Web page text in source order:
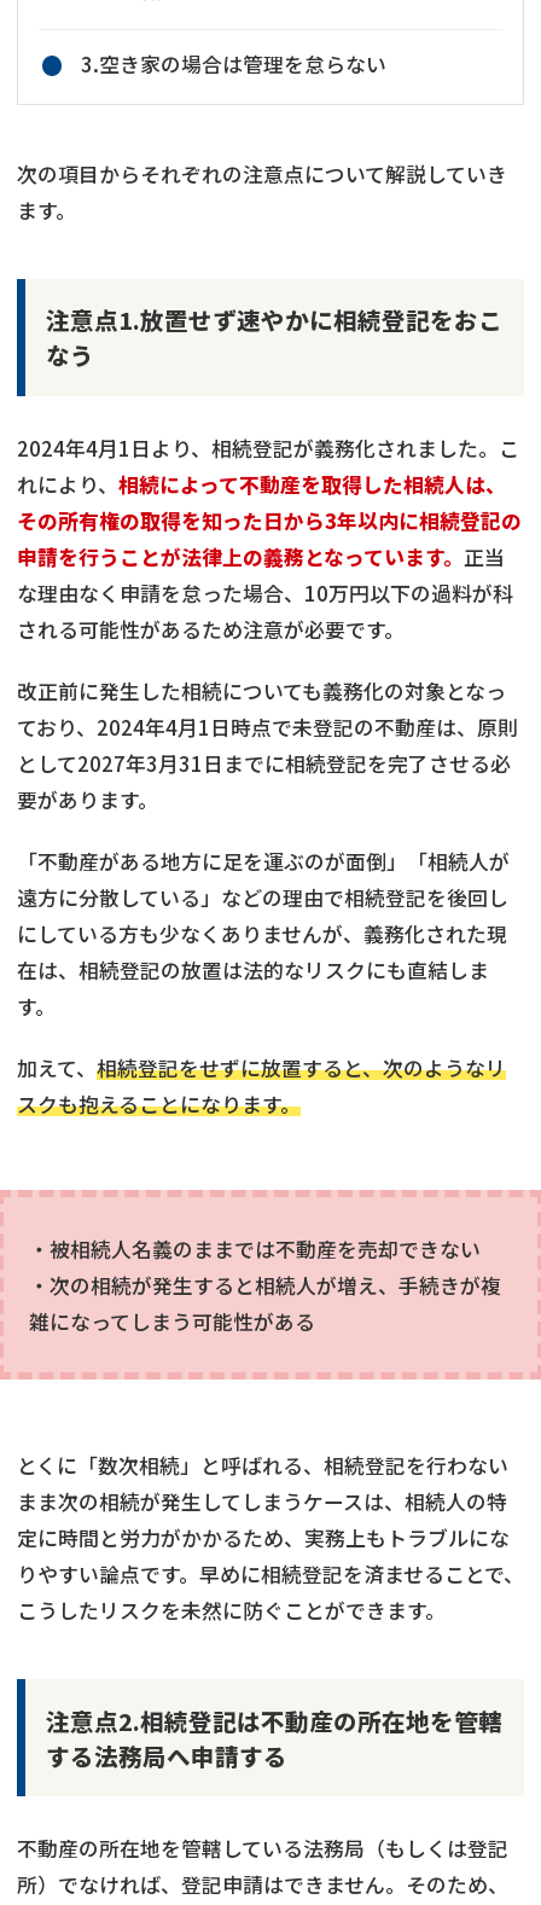
3.空き家の場合は管理を怠らない
次の項目からそれぞれの注意点について解説していき
ます。
注意点1.放置せず速やかに相続登記をおこ
なう
2024年4月1日より、相続登記が義務化されました。こ
れにより、 相続によって不動産を取得した相続人は、
その所有権の取得を知った日から3年以内に相続登記の
申請を行うことが法律上の義務となっています。 正当
な理由なく申請を怠った場合、10万円以下の過料が科
される可能性があるため注意が必要です。
改正前に発生した相続についても義務化の対象となっ
ており、2024年4月1日時点で未登記の不動産は、原則
として2027年3月31日までに相続登記を完了させる必
要があります。
「不動産がある地方に足を運ぶのが面倒」「相続人が
遠方に分散している」などの理由で相続登記を後回し
にしている方も少なくありませんが、義務化された現
在は、相続登記の放置は法的なリスクにも直結しま
す。
加えて、 相続登記をせずに放置すると、次のようなリ
スクも抱えることになります。
・被相続人名義のままでは不動産を売却できない
・次の相続が発生すると相続人が増え、手続きが複
雑になってしまう可能性がある
とくに「数次相続」と呼ばれる、相続登記を行わない
まま次の相続が発生してしまうケースは、相続人の特
定に時間と労力がかかるため、実務上もトラブルにな
りやすい論点です。早めに相続登記を済ませることで、
こうしたリスクを未然に防ぐことができます。
注意点2.相続登記は不動産の所在地を管轄
する法務局へ申請する
不動産の所在地を管轄している法務局（もしくは登記
所）でなければ、登記申請はできません。そのため、